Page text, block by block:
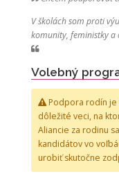
V školách som proti
komunity, feministky a
Volebný
Podpora rodín je
dôležité veci, na
Aliancie za rodinu
kandidátov vo
urobiť skutočne